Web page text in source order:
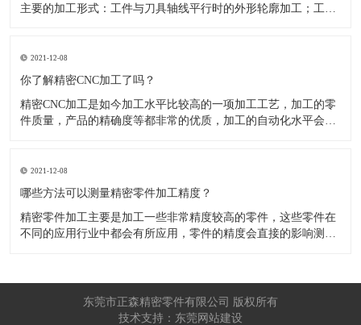
主要的加工形式：工件与刀具轴线平行时的外形轮廓加工；工件
2021-12-08
​你了解精密CNC加工了吗？
精密CNC加工是如今加工水平比较高的一项加工工艺，加工的零
件质量，产品的精确度等都非常的优质，加工的自动化水平会比
自动化技术水平高，非常适合加工轮廊样子繁杂的曲线图，斜面
零
2021-12-08
​哪些方法可以测量精密零件加工精度？
精密零件加工主要是加工一些非常精度较高的零件，这些零件在
不同的应用行业中都会有所应用，零件的精度会直接的影响测量
工按量具量仪的读数值是否直接表示被测尺寸的数值，可分为测
东莞市正森精密零件有限公司 版权所有
技术支持：东莞网站建设